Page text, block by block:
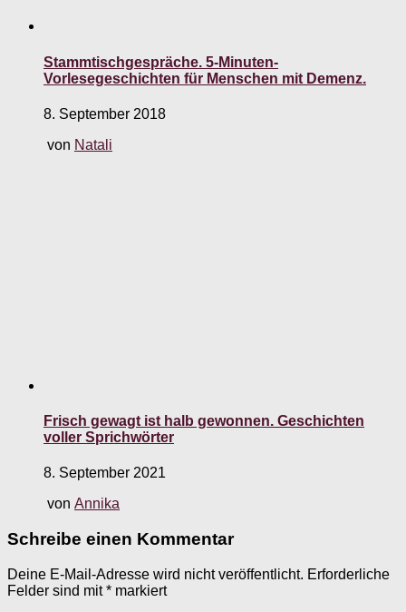
Stammtischgespräche. 5-Minuten-
Vorlesegeschichten für Menschen mit Demenz.
8. September 2018
von Natali
Frisch gewagt ist halb gewonnen. Geschichten
voller Sprichwörter
8. September 2021
von Annika
Schreibe einen Kommentar
Deine E-Mail-Adresse wird nicht veröffentlicht. Erforderliche
Felder sind mit* markiert